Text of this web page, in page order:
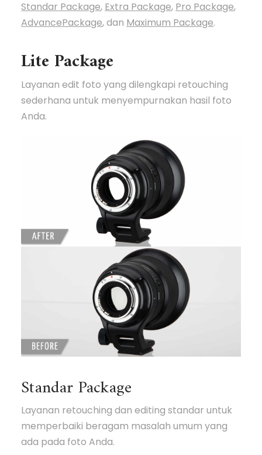
Standar Package, Extra Package, Pro Package,
AdvancePackage, dan Maximum Package.
Lite Package
Layanan edit foto yang dilengkapi retouching
sederhana untuk menyempurnakan hasil foto
Anda.
Standar Package
Layanan retouching dan editing standar untuk
memperbaiki beragam masalah umum yang
ada pada foto Anda.